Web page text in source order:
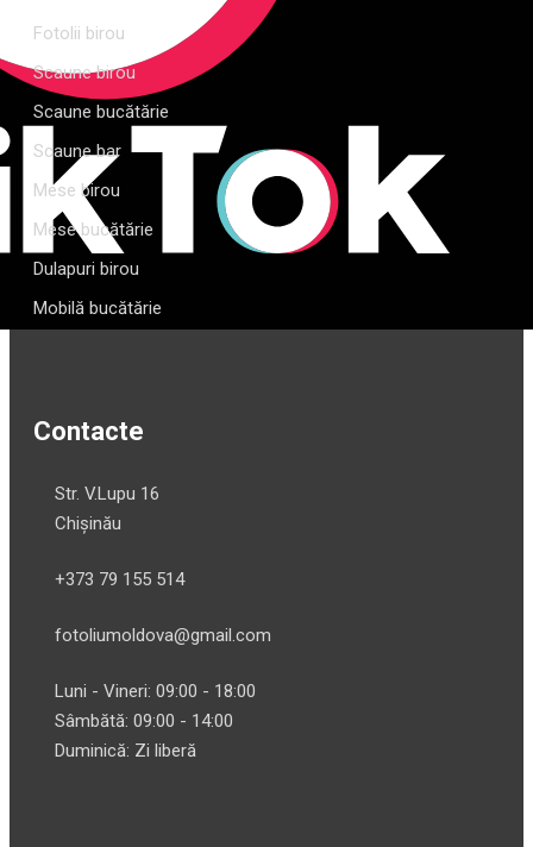
Fotolii birou
Scaune birou
Scaune bucătărie
Scaune bar
Mese birou
Mese bucătărie
Dulapuri birou
Mobilă bucătărie
Contacte
Str. V.Lupu 16
Chișinău
+373 79 155 514
fotoliumoldova@gmail.com
Luni - Vineri: 09:00 - 18:00
Sâmbătă: 09:00 - 14:00
Duminică: Zi liberă